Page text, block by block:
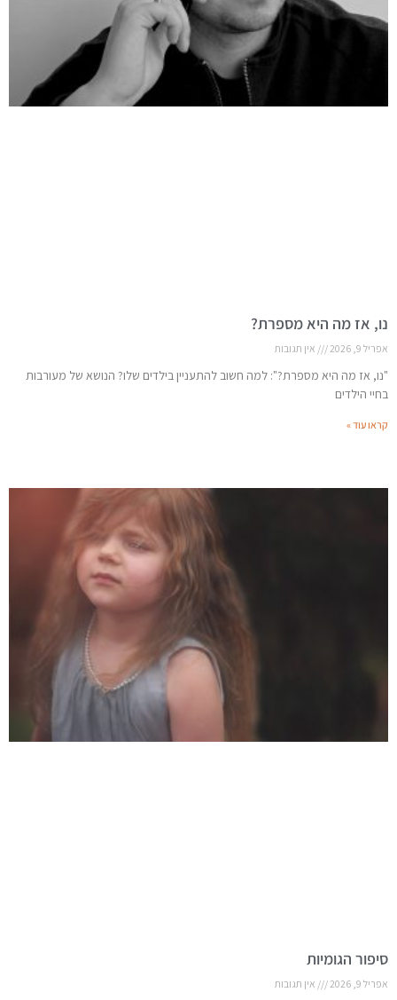
נו, אז מה היא מספרת?
אפריל 9, 2026 אין תגובות
"נו, אז מה היא מספרת?": למה חשוב להתעניין בילדים שלו? הנושא של מעורבות
בחיי הילדים
קראו עוד »
סיפור הגומיות
אפריל 9, 2026 אין תגובות